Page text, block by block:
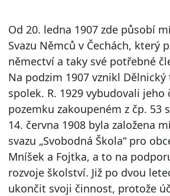
Od 20. ledna 1907 zde působí
Svazu Němců v Čechách, který
němectví a taky své potřebné
Na podzim 1907 vznikl
spolek. R. 1929 vybudovali jeho
pozemku zakoupeném z čp. 53
14. června 1908 byla založena
svazu „Svobodná Škola“ pro
Mníšek a Fojtka, a to na
rozvoje školství. Již po dvou
ukončit svoji činnost, protože